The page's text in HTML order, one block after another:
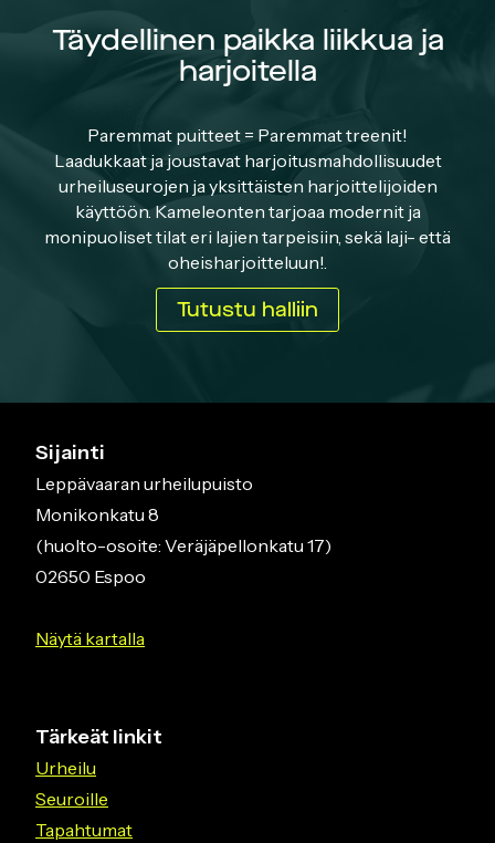
Täydellinen paikka liikkua ja
harjoitella
Paremmat puitteet = Paremmat treenit!
Laadukkaat ja joustavat harjoitusmahdollisuudet
urheiluseurojen ja yksittäisten harjoittelijoiden
käyttöön. Kameleonten tarjoaa modernit ja
monipuoliset tilat eri lajien tarpeisiin, sekä laji- että
oheisharjoitteluun!.
Tutustu halliin
Sijainti
Leppävaaran urheilupuisto
Monikonkatu 8
(huolto-osoite: Veräjäpellonkatu 17)
02650 Espoo
Näytä kartalla
Tärkeät linkit
Urheilu
Seuroille
Tapahtumat